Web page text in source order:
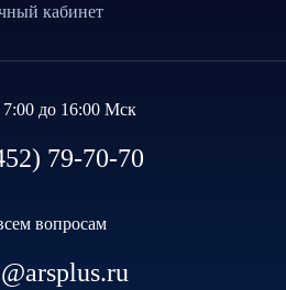
кабинет
до 16:00 Мск
79-70-70
вопросам